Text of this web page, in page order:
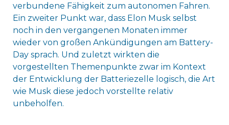
verbundene Fähigkeit zum autonomen Fahren.
Ein zweiter Punkt war, dass Elon Musk selbst
noch in den vergangenen Monaten immer
wieder von großen Ankündigungen am Battery-
Day sprach. Und zuletzt wirkten die
vorgestellten Themenpunkte zwar im Kontext
der Entwicklung der Batteriezelle logisch, die Art
wie Musk diese jedoch vorstellte relativ
unbeholfen.